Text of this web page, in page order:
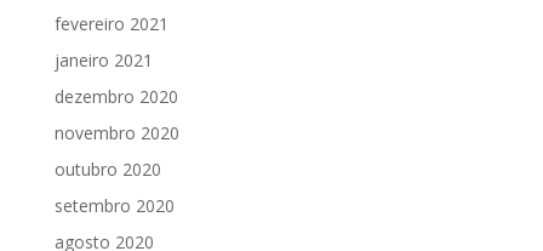
fevereiro 2021
janeiro 2021
dezembro 2020
novembro 2020
outubro 2020
setembro 2020
agosto 2020